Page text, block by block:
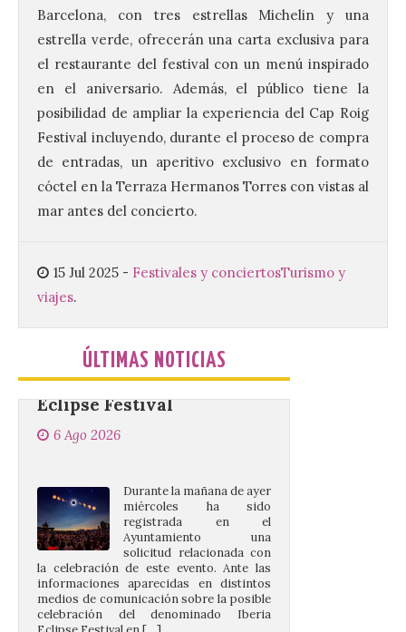
Barcelona, con tres estrellas Michelin y una
estrella verde, ofrecerán una carta exclusiva para
el restaurante del festival con un menú inspirado
en el aniversario. Además, el público tiene la
posibilidad de ampliar la experiencia del Cap Roig
Festival incluyendo, durante el proceso de compra
de entradas, un aperitivo exclusivo en formato
cóctel en la Terraza Hermanos Torres con vistas al
mar antes del concierto.
15 Jul 2025 - Festivales y conciertosTurismo y
viajes.
ÚLTIMAS NOTICIAS
6 Ago 2026
Los días 7, 8 y 9 de agosto
de 2026, Camarzana de
Tera volverá a convertirse
en punto de encuentro,
con la Villa Romana de
Orpheus. Vivimos un momento en el que la
música en directo mueve grandes
fenómenos de […]
Cabrillanes analizará,
conforme a la legalidad, la
solicitud para la
celebración del Iberia
Eclipse Festival
6 Ago 2026
solicitud relacionada con
la celebración de este evento. Ante las
informaciones aparecidas en distintos
medios de comunicación sobre la posible
celebración del denominado Iberia
Eclipse Festival en […]